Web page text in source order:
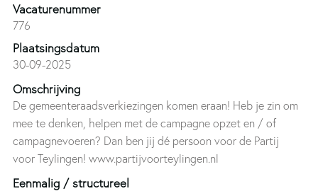
Vacaturenummer
776
Plaatsingsdatum
30-09-2025
Omschrijving
De gemeenteraadsverkiezingen komen eraan! Heb je zin om
mee te denken, helpen met de campagne opzet en / of
campagnevoeren? Dan ben jij dé persoon voor de Partij
voor Teylingen! www.partijvoorteylingen.nl
Eenmalig / structureel